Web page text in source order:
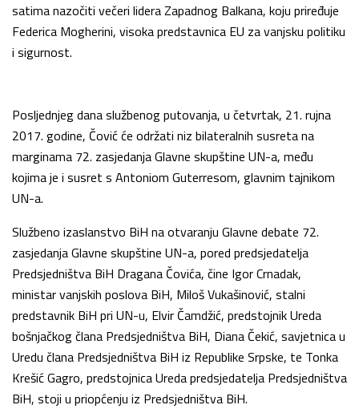
satima nazočiti večeri lidera Zapadnog Balkana, koju priređuje
Federica Mogherini, visoka predstavnica EU za vanjsku politiku
i sigurnost.
Posljednjeg dana službenog putovanja, u četvrtak, 21. rujna
2017. godine, Čović će održati niz bilateralnih susreta na
marginama 72. zasjedanja Glavne skupštine UN-a, među
kojima je i susret s Antoniom Guterresom, glavnim tajnikom
UN-a.
Službeno izaslanstvo BiH na otvaranju Glavne debate 72.
zasjedanja Glavne skupštine UN-a, pored predsjedatelja
Predsjedništva BiH Dragana Čovića, čine Igor Crnadak,
ministar vanjskih poslova BiH, Miloš Vukašinović, stalni
predstavnik BiH pri UN-u, Elvir Čamdžić, predstojnik Ureda
bošnjačkog člana Predsjedništva BiH, Diana Čekić, savjetnica u
Uredu člana Predsjedništva BiH iz Republike Srpske, te Tonka
Krešić Gagro, predstojnica Ureda predsjedatelja Predsjedništva
BiH, stoji u priopćenju iz Predsjedništva BiH.